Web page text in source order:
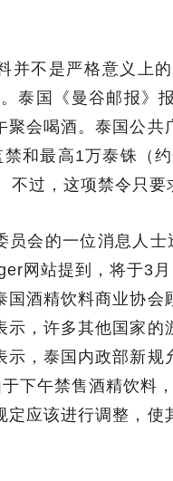
并不是严格意义上
泰国《曼谷邮报》
聚会喝酒。泰国公
和最高1万泰铢（
不过，这项禁令只要
员会的一位消息人
网站提到，将于3
国酒精饮料商业协
示，许多其他国家
示，泰国内政部新
下午禁售酒精饮料
定应该进行调整，